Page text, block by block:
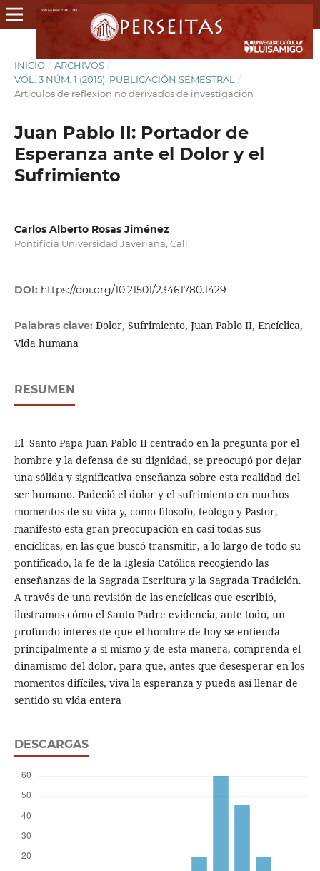
INICIO / ARCHIVOS /
VOL. 3 NÚM. 1 (2015): PUBLICACIÓN SEMESTRAL
/
Artículos de reflexión no derivados de investigación
Juan Pablo II: Portador de
Esperanza ante el Dolor y el
Sufrimiento
Carlos Alberto Rosas Jiménez
Pontificia Universidad Javeriana, Cali.
DOI: https://doi.org/10.21501/23461780.1429
Palabras clave: Dolor, Sufrimiento, Juan Pablo II, Encíclica,
Vida humana
RESUMEN
El Santo Papa Juan Pablo II centrado en la pregunta por el
hombre y la defensa de su dignidad, se preocupó por dejar
una sólida y significativa enseñanza sobre esta realidad del
ser humano. Padeció el dolor y el sufrimiento en muchos
momentos de su vida y, como filósofo, teólogo y Pastor,
manifestó esta gran preocupación en casi todas sus
encíclicas, en las que buscó transmitir, a lo largo de todo su
pontificado, la fe de la Iglesia Católica recogiendo las
enseñanzas de la Sagrada Escritura y la Sagrada Tradición.
A través de una revisión de las encíclicas que escribió,
ilustramos cómo el Santo Padre evidencia, ante todo, un
profundo interés de que el hombre de hoy se entienda
principalmente a sí mismo y de esta manera, comprenda el
dinamismo del dolor, para que, antes que desesperar en los
momentos difíciles, viva la esperanza y pueda así llenar de
sentido su vida entera
DESCARGAS